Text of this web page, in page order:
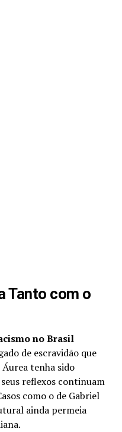
Tanto com o
no Brasil
de escravidão que
Áurea tenha sido
reflexos continuam
como o de Gabriel
ainda permeia